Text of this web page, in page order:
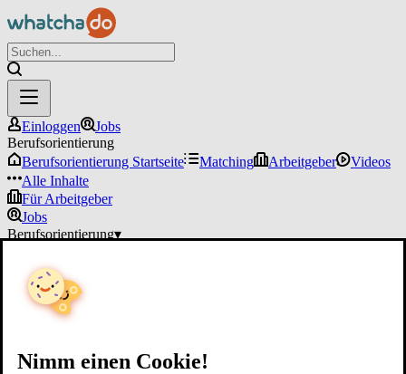
Nimm einen Cookie!
Einloggen
Jobs
Berufsorientierung
Berufsorientierung Startseite
Matching Arbeitgeber
Videos
Alle Inhalte
Für Arbeitgeber
Jobs
Berufsorientierung▾